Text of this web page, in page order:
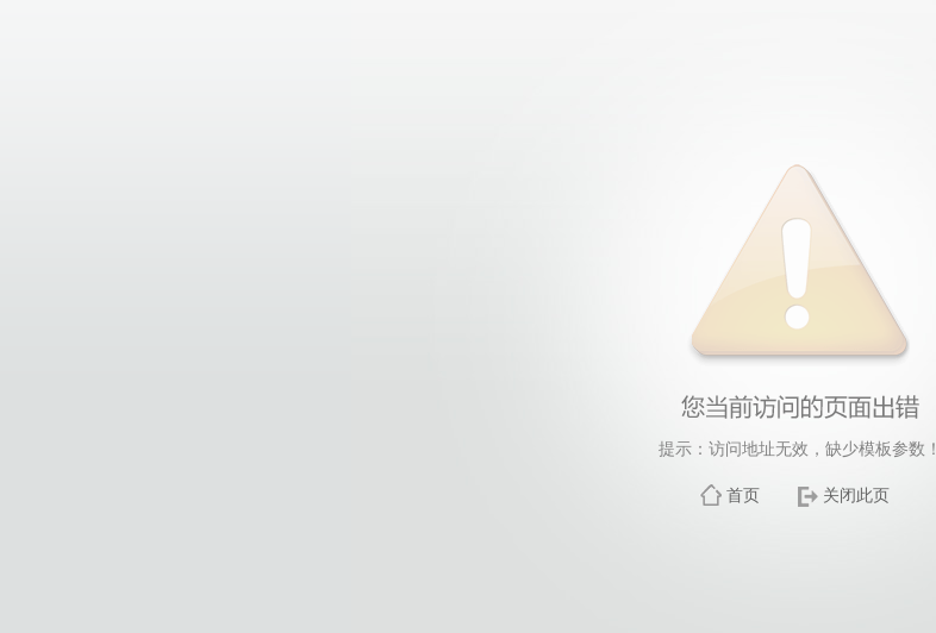
提示：访问地址无效，缺少模板参数！
首页 关闭此页